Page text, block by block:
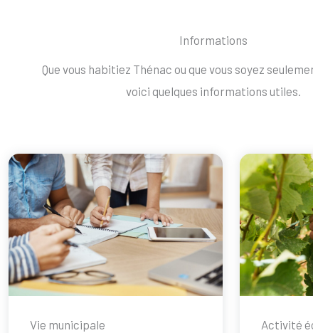
Informations
Que vous habitiez Thénac ou que vous soyez
voici quelques informations utiles.
Vie municipale
Activité